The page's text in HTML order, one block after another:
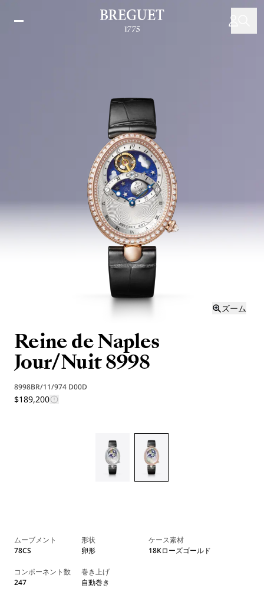
ズーム
Reine de Naples
Jour/Nuit 8998
8998BR/11/974 D00D
$189,200
ムーブメント
78CS
形状
卵形
ケース素材
18Kローズゴールド
コンポーネント数
247
巻き上げ
自動巻き